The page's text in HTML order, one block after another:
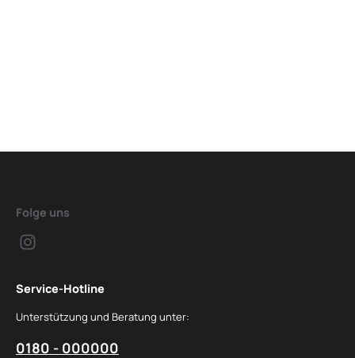
Folge uns
Service-Hotline
Unterstützung und Beratung unter:
0180 - 000000